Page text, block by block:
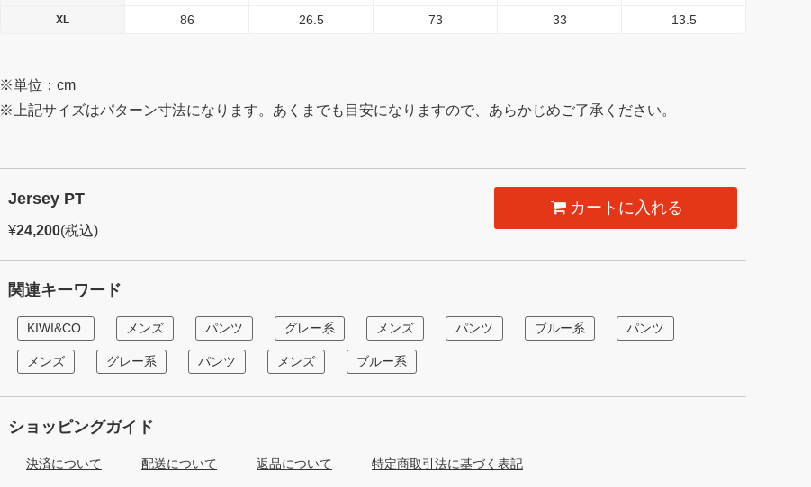
XL 86 26.5 73 33 13.5
※単位：cm
※上記サイズはパターン寸法になります。あくまでも目安になりますので、あらかじめご了承ください。
Jersey PT
¥24,200(税込)
カートに入れる
関連キーワード
KIWI&CO. メンズ パンツ グレー系 メンズ パンツ ブルー系 パンツ
メンズ グレー系 パンツ メンズ ブルー系
ショッピングガイド
決済について 配送について 返品について 特定商取引法に基づく表記